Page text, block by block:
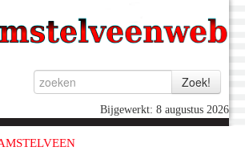
Bijgewerkt: 8 augustus 2026